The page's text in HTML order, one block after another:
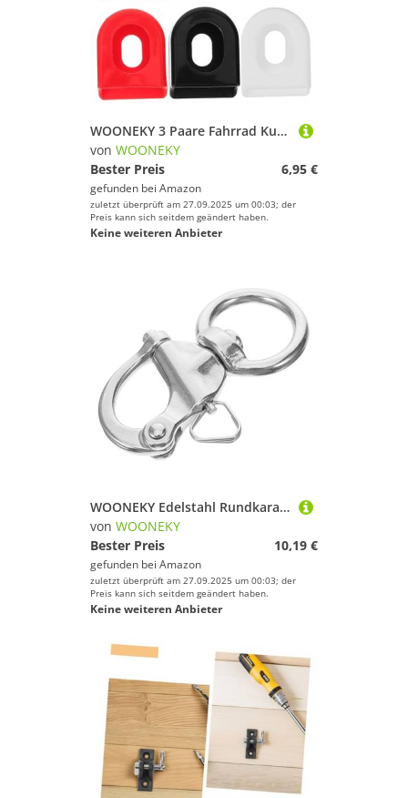
WOONEKY 3 Paare Fahrrad Kurbel Schutzhüllen aus Langlebigem Silikon Rutschfestes Design Passend für Mountainbike Kurbel Schutz vor Abnutzung und Beschädigung Vielseitig Einsetzbar
von WOONEKY
Bester Preis
6,95 €
gefunden bei Amazon
zuletzt überprüft am 27.09.2025 um 00:03; der
Preis kann sich seitdem geändert haben.
Keine weiteren Anbieter
WOONEKY Edelstahl Rundkarabiner Drehbarer Schnappverschluss Handzug Schnellverschluss Outdoor Seil Schnalle Strapazierfähig Für Rucksack Camping Wandern
von WOONEKY
Bester Preis
10,19 €
gefunden bei Amazon
zuletzt überprüft am 27.09.2025 um 00:03; der
Preis kann sich seitdem geändert haben.
Keine weiteren Anbieter